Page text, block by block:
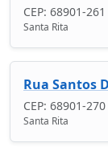
CEP: 68901-261
Santa Rita
Rua Santos
CEP: 68901-270
Santa Rita